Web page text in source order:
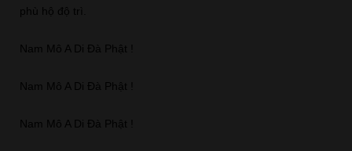
phù hộ độ trì.
Nam Mô A Di Đà Phật !
Nam Mô A Di Đà Phật !
Nam Mô A Di Đà Phật !